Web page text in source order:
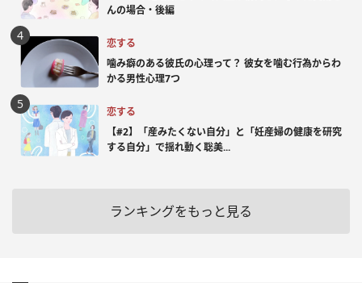
んの場合・後編
恋する
噛み癖のある彼氏の心理って？ 彼女を噛む行為からわ
かる男性心理7つ
恋する
【#2】「産みたくない自分」と「妊産婦の健康を研究
する自分」で揺れ動く聡美...
ランキングをもっと見る